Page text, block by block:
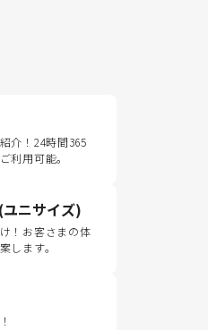
介！24時間365
利用可能。
ニサイズ)
！お客さまの体
します。